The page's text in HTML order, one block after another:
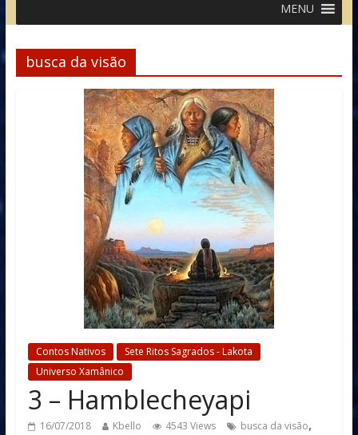
MENU
busca da visão
Contos Nativos
Sete Ritos Sagrados - Lakota
Universo Xamânico
3 – Hamblecheyapi
16/07/2018 Kbello 4543 Views busca da visão,